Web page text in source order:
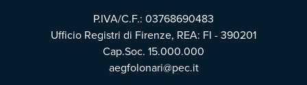
P.IVA/C.F.: 03768690483
Ufficio Registri di Firenze, REA: FI - 390201
Cap.Soc. 15.000.000
aegfolonari@pec.it